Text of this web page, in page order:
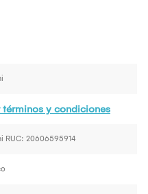
términos y condiciones
RUC: 20606595914